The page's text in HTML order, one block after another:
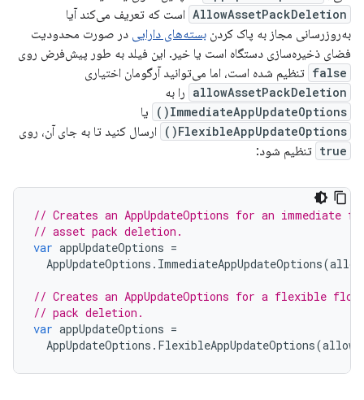
AllowAssetPackDeletion است که تعریف می‌کند آیا
به‌روزرسانی مجاز به پاک کردن بسته‌های دارایی در صورت محدودیت
فضای ذخیره‌سازی دستگاه است یا خیر. این فیلد به طور پیش‌فرض روی
false تنظیم شده است، اما می‌توانید آرگومان اختیاری
allowAssetPackDeletion را به
ImmediateAppUpdateOptions() یا
FlexibleAppUpdateOptions() ارسال کنید تا به جای آن، روی
true تنظیم شود:
// Creates an AppUpdateOptions for an immediate
// asset pack deletion.
var appUpdateOptions =
AppUpdateOptions . ImmediateAppUpdateOptions(
// Creates an AppUpdateOptions for a flexible
// pack deletion.
var appUpdateOptions =
AppUpdateOptions . FlexibleAppUpdateOptions(